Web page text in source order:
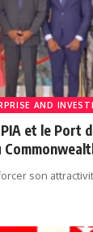
AND
et le Port
son